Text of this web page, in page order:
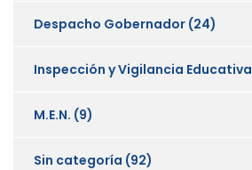
Despacho Gobernador (24)
Inspección y Vigilancia Educativa
M.E.N. (9)
Sin categoría (92)